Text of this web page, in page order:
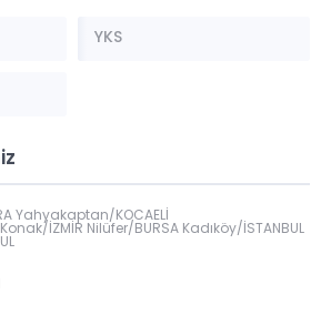
YKS
Yahyakaptan/KOCAELİ
İZMİR Nilüfer/BURSA Kadıköy/İSTANBUL